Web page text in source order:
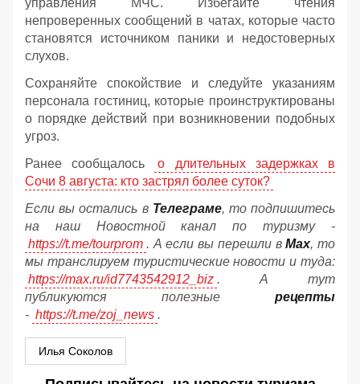
управления МЧС. Избегайте чтения
непроверенных сообщений в чатах, которые часто
становятся источником паники и недостоверных
слухов.
Сохраняйте спокойствие и следуйте указаниям
персонала гостиниц, которые проинструктированы
о порядке действий при возникновении подобных
угроз.
Ранее сообщалось
о длительных задержках в
Сочи 8 августа: кто застрял более суток?
Если вы остались в Телеграме, то подпишитесь
на наш Новостной канал по туризму -
https://t.me/tourprom . А если вы перешли вМах, то
мы транслируем туристические новости и туда:
https://max.ru/id7743542912_biz . А тут
публикуются полезные рецепты
- https://t.me/zoj_news .
Илья Соколов